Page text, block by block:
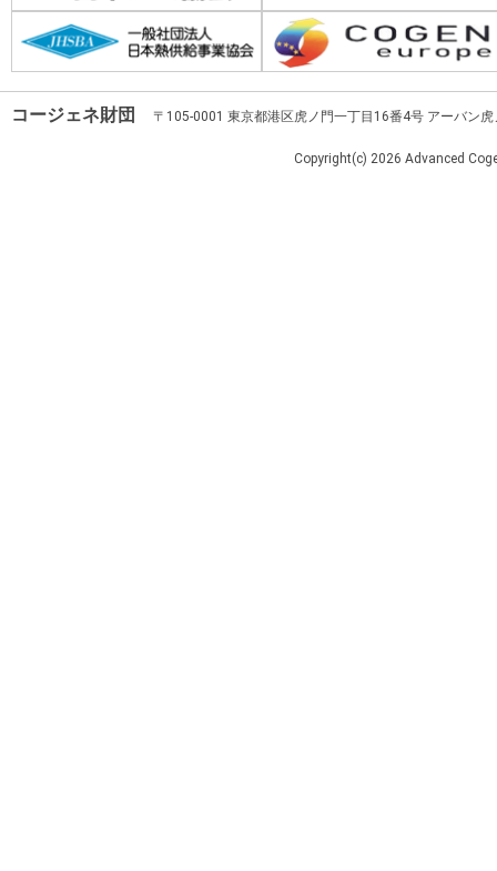
コージェネ財団 〒105-0001 東京都港区虎ノ門一丁目16番4号 アーバン
Copyright(c) 2026 Advanced